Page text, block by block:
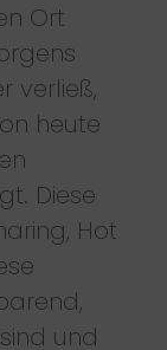
Ort
verließ,
heute
Diese
Hot
und